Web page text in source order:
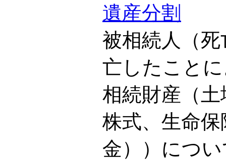
遺産分割
被相続人（
亡したこと
相続財産（
株式、生命
金））につ